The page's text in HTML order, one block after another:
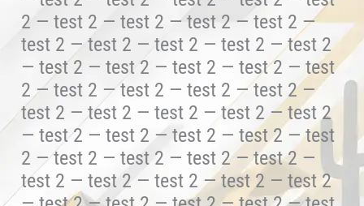
2 — test 2 — test 2 — test 2 — test 2 —
test 2 — test 2 — test 2 — test 2 — test 2
— test 2 — test 2 — test 2 — test 2 — test
2 — test 2 — test 2 — test 2 — test 2 —
test 2 — test 2 — test 2 — test 2 — test 2
— test 2 — test 2 — test 2 — test 2 — test
2 — test 2 — test 2 — test 2 — test 2 —
test 2 — test 2 — test 2 — test 2 — test 2